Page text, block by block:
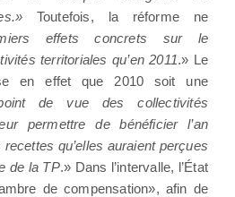
Toutefois, la réforme ne
effets concrets sur le
territoriales qu’en 2011.» Le
en effet que 2010 soit une
de vue des collectivités
permettre de bénéficier l’an
qu’elles auraient perçues
de la TP.» Dans l’intervalle, l’État
de compensation», afin de